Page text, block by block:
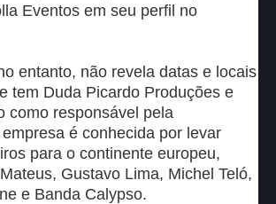
Eventos em seu perfil no
entanto, não revela datas e locais
tem Duda Picardo Produções e
como responsável pela
é conhecida por levar
para o continente europeu,
Gustavo Lima, Michel Teló,
e Banda Calypso.